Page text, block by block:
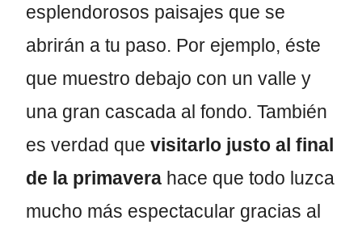
esplendorosos paisajes que se
abrirán a tu paso. Por ejemplo, éste
que muestro debajo con un valle y
una gran cascada al fondo. También
es verdad quevisitarlo justo al final
de la primavera hace que todo luzca
mucho más espectacular gracias al